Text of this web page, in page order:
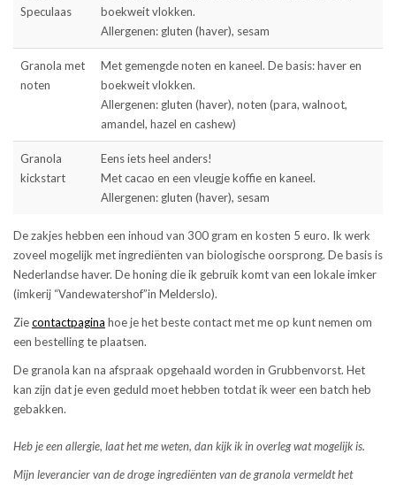
Speculaas
boekweit vlokken.
Allergenen: gluten (haver), sesam
Granola met
noten
Met gemengde noten en kaneel. De basis: haver en
boekweit vlokken.
Allergenen: gluten (haver), noten (para, walnoot,
amandel, hazel en cashew)
Granola
kickstart
Eens iets heel anders!
Met cacao en een vleugje koffie en kaneel.
Allergenen: gluten (haver), sesam
De zakjes hebben een inhoud van 300 gram en kosten 5 euro. Ik werk
zoveel mogelijk met ingrediënten van biologische oorsprong. De basis is
Nederlandse haver. De honing die ik gebruik komt van een lokale imker
(imkerij “Vandewatershof”in Melderslo).
Ziecontactpagina hoe je het beste contact met me op kunt nemen om
een bestelling te plaatsen.
De granola kan na afspraak opgehaald worden in Grubbenvorst. Het
kan zijn dat je even geduld moet hebben totdat ik weer een batch heb
gebakken.
Heb je een allergie, laat het me weten, dan kijk ik in overleg wat mogelijk is.
Mijn leverancier van de droge ingrediënten van de granola vermeldt het